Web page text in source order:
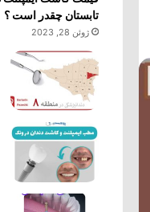
تابستان چقدر است ؟
ژوئن 28, 2023